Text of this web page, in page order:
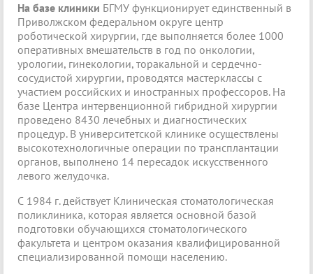
На базе клиники БГМУ функционирует единственный в
Приволжском федеральном округе центр
роботической хирургии, где выполняется более 1000
оперативных вмешательств в год по онкологии,
урологии, гинекологии, торакальной и сердечно-
сосудистой хирургии, проводятся мастерклассы с
участием российских и иностранных профессоров. На
базе Центра интервенционной гибридной хирургии
проведено 8430 лечебных и диагностических
процедур. В университетской клинике осуществлены
высокотехнологичные операции по трансплантации
органов, выполнено 14 пересадок искусственного
левого желудочка.
С 1984 г. действует Клиническая стоматологическая
поликлиника, которая является основной базой
подготовки обучающихся стоматологического
факультета и центром оказания квалифицированной
специализированной помощи населению.